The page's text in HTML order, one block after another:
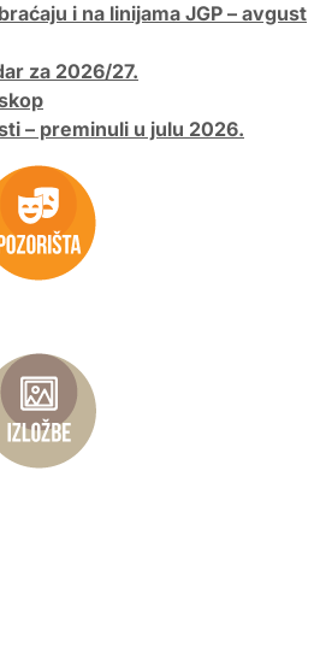
i na linijama JGP – avgust
za 2026/27.
– preminuli u julu 2026.